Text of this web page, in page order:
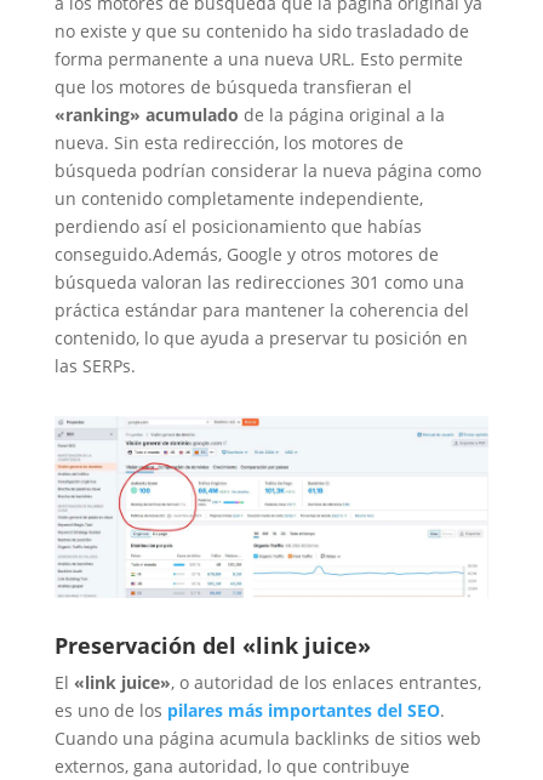
no existe y que su contenido ha sido trasladado de
forma permanente a una nueva URL. Esto permite
que los motores de búsqueda transfieran el
«ranking» acumulado de la página original a la
nueva. Sin esta redirección, los motores de
búsqueda podrían considerar la nueva página como
un contenido completamente independiente,
perdiendo así el posicionamiento que habías
conseguido.Además, Google y otros motores de
búsqueda valoran las redirecciones 301 como una
práctica estándar para mantener la coherencia del
contenido, lo que ayuda a preservar tu posición en
las SERPs.
Preservación del «link juice»
El «link juice», o autoridad de los enlaces entrantes,
es uno de los pilares más importantes del SEO.
Cuando una página acumula backlinks de sitios web
externos, gana autoridad, lo que contribuye